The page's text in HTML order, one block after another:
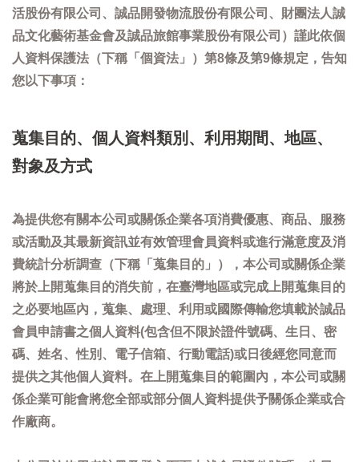
活股份有限公司、誠品開發物流股份有限公司、財團法人誠
品文化藝術基金會及誠品旅館事業股份有限公司）謹此依個
人資料保護法（下稱「個資法」）第8條及第9條規定，告知
您以下事項：
蒐集目的、個人資料類別、利用期間、地區、
對象及方式
為提供您有關本公司或關係企業各項消費優惠、商品、服務
或活動及其最新資訊並有效管理會員資料或進行滿意度及消
費統計分析調查（下稱「蒐集目的」），本公司或關係企業
將於上開蒐集目的消失前，在臺灣地區或完成上開蒐集目的
之必要地區內，蒐集、處理、利用或國際傳輸您填載於誠品
會員申請書之個人資料(包含但不限於證件號碼、生日、密
碼、姓名、性別、電子信箱、行動電話)或日後經您同意而
提供之其他個人資料。在上開蒐集目的範圍內，本公司或關
係企業可能會將您全部或部分個人資料提供予關係企業或合
作廠商。